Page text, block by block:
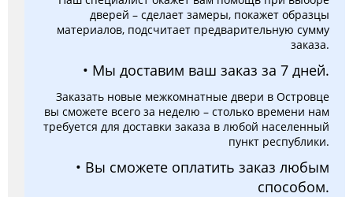
дверей – сделает замеры, покажет образцы
материалов, подсчитает предварительную сумму
заказа.
• Мы доставим ваш заказ за 7 дней.
Заказать новые межкомнатные двери в Островце
вы сможете всего за неделю – столько времени нам
требуется для доставки заказа в любой населенный
пункт республики.
• Вы сможете оплатить заказ любым
способом.